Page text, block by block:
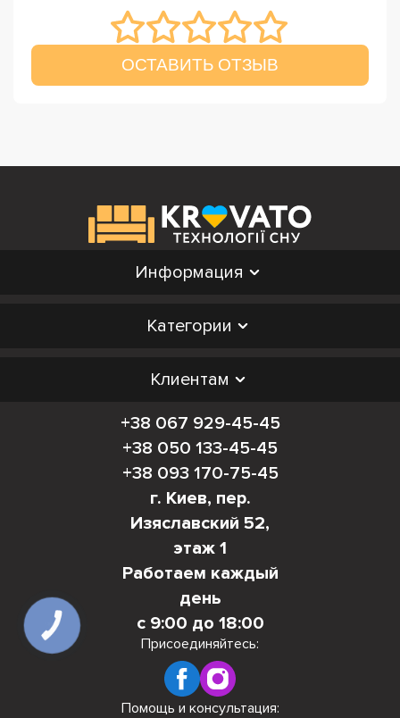
ОСТАВИТЬ ОТЗЫВ
Информация
Категории
Клиентам
+38 067 929-45-45
+38 050 133-45-45
+38 093 170-75-45
г. Киев, пер.
Изяславский 52,
этаж 1
Работаем каждый
день
с 9:00 до 18:00
Присоединяйтесь:
Помощь и консультация:
КНОПКА
СВЯЗИ